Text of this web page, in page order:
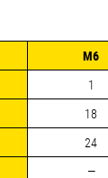
М6
1
18
24
—